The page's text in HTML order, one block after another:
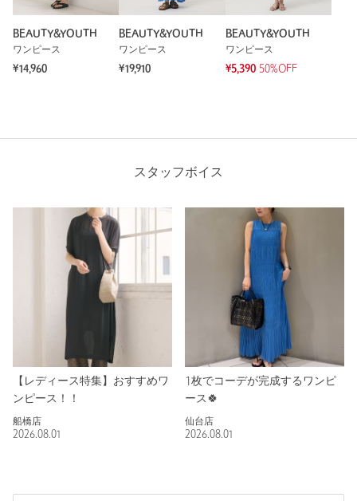
BEAUTY&YOUTH
ワンピース
¥14,960
BEAUTY&YOUTH
ワンピース
¥19,910
BEAUTY&YOUTH
ワンピース
¥5,390 50%OFF
スタッフボイス
【レディース特集】おすすめワ
ンピース！！
船橋店
2026.08.01
1枚でコーデが完成するワンピ
ース🍀
仙台店
2026.08.01